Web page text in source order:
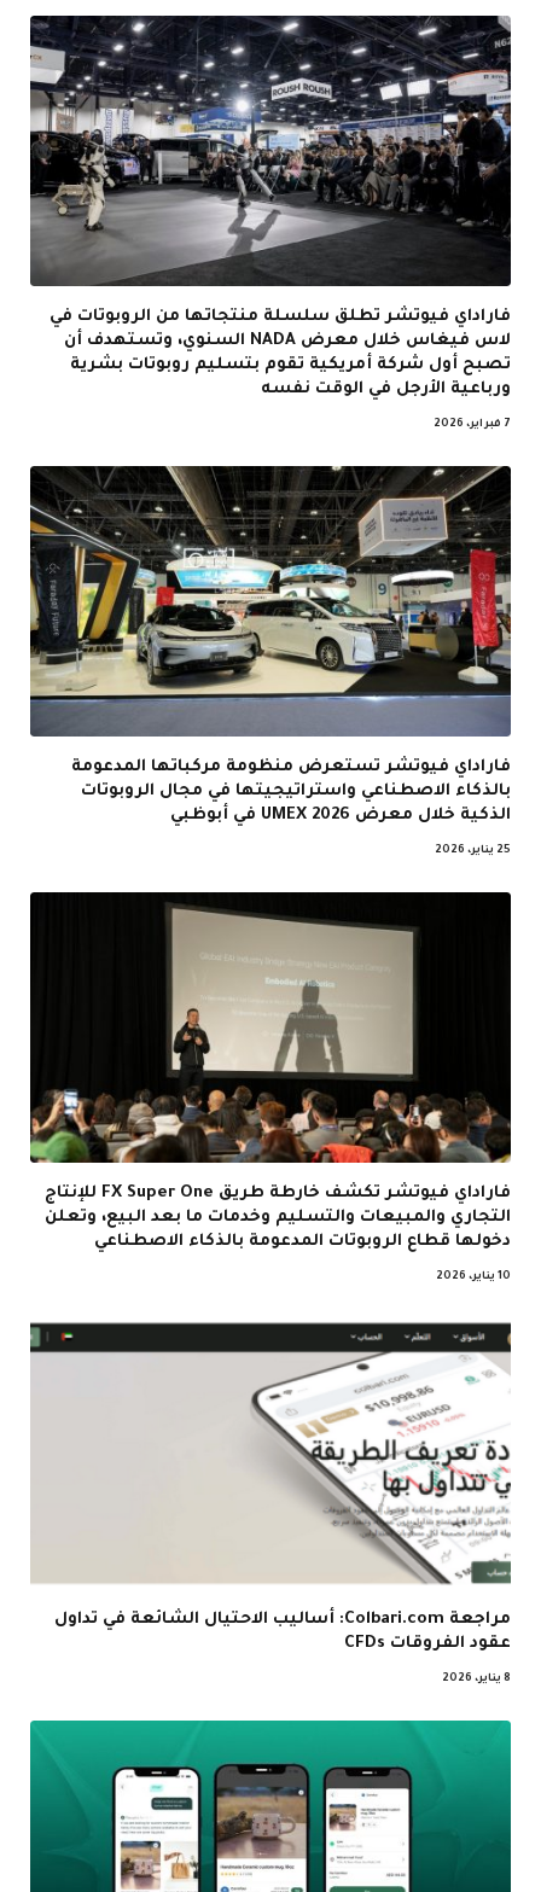
فاراداي فيوتشر تطلق سلسلة منتجاتها من الروبوتات في
لاس فيغاس خلال معرض NADA السنوي، وتستهدف أن
تصبح أول شركة أمريكية تقوم بتسليم روبوتات بشرية
ورباعية الأرجل في الوقت نفسه
7 فبراير، 2026
فاراداي فيوتشر تستعرض منظومة مركباتها المدعومة
بالذكاء الاصطناعي واستراتيجيتها في مجال الروبوتات
الذكية خلال معرض UMEX 2026 في أبوظبي
25 يناير، 2026
فاراداي فيوتشر تكشف خارطة طريق FX Super One للإنتاج
التجاري والمبيعات والتسليم وخدمات ما بعد البيع، وتعلن
دخولها قطاع الروبوتات المدعومة بالذكاء الاصطناعي
10 يناير، 2026
مراجعة Colbari.com: أساليب الاحتيال الشائعة في تداول
عقود الفروقات CFDs
8 يناير، 2026